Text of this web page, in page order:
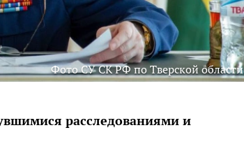
Фото СУ СК РФ по Тверской области
расследованиями и